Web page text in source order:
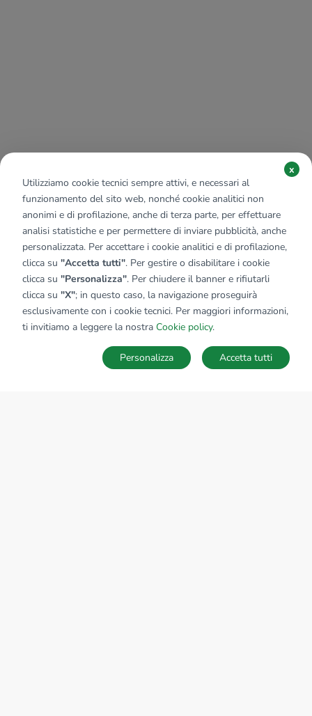
SALVA RICERCA
Utilizziamo cookie tecnici sempre attivi, e necessari al
funzionamento del sito web, nonché cookie analitici non
anonimi e di profilazione, anche di terza parte, per effettuare
analisi statistiche e per permettere di inviare pubblicità, anche
personalizzata. Per accettare i cookie analitici e di profilazione,
clicca su "Accetta tutti". Per gestire o disabilitare i cookie
clicca su "Personalizza". Per chiudere il banner e rifiutarli
clicca su "X"; in questo caso, la navigazione proseguirà
esclusivamente con i cookie tecnici. Per maggiori informazioni,
ti invitiamo a leggere la nostra Cookie policy.
x
Accetta tutti
Personalizza